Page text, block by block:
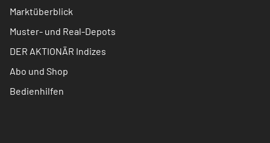
Marktüberblick
Muster- und Real-Depots
DER AKTIONÄR Indizes
Abo und Shop
Bedienhilfen